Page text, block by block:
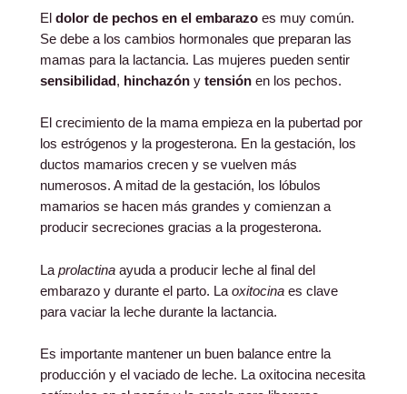
El dolor de pechos en el embarazo es muy común.
Se debe a los cambios hormonales que preparan las
mamas para la lactancia. Las mujeres pueden sentir
sensibilidad , hinchazón y tensión en los pechos.
El crecimiento de la mama empieza en la pubertad por
los estrógenos y la progesterona. En la gestación, los
ductos mamarios crecen y se vuelven más
numerosos. A mitad de la gestación, los lóbulos
mamarios se hacen más grandes y comienzan a
producir secreciones gracias a la progesterona.
La prolactina ayuda a producir leche al final del
embarazo y durante el parto. La oxitocina es clave
para vaciar la leche durante la lactancia.
Es importante mantener un buen balance entre la
producción y el vaciado de leche. La oxitocina necesita